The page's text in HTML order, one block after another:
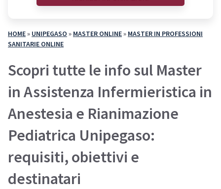
HOME» UNIPEGASO » MASTER ONLINE» MASTER IN PROFESSIONI
SANITARIE ONLINE
Scopri tutte le info sul Master
in Assistenza Infermieristica in
Anestesia e Rianimazione
Pediatrica Unipegaso:
requisiti, obiettivi e
destinatari